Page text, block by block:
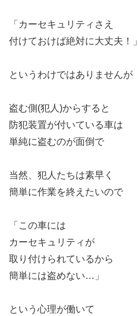
「カーセキュリティさえ
付けておけば絶対に大丈夫！」
というわけではありませんが
盗む側(犯人)からすると
防犯装置が付いている車は
単純に盗むのが面倒で
当然、犯人たちは素早く
簡単に作業を終えたいので
「この車には
カーセキュリティが
取り付けられているから
簡単には盗めない…」
という心理が働いて